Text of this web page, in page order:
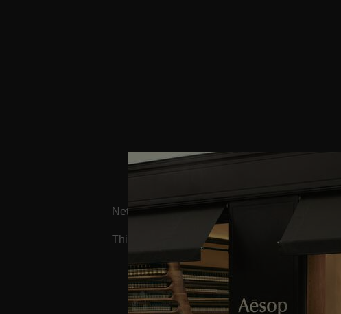
NetworkHttp403Forbidden
This media asset is not available, please try